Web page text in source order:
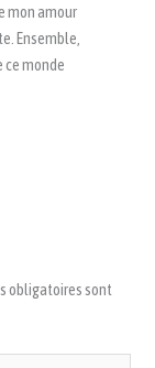
mon amour
Ensemble,
monde
obligatoires sont